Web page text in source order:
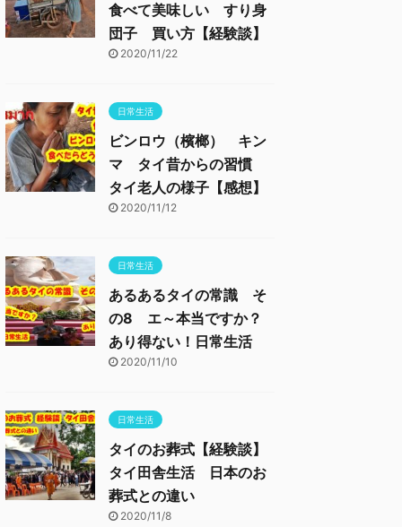
食べて美味しい すり身
団子 買い方【経験談】
2020/11/22
日常生活
ビンロウ（檳榔） キン
マ タイ昔からの習慣
タイ老人の様子【感想】
2020/11/12
日常生活
あるあるタイの常識 そ
の8 エ～本当ですか？
あり得ない！日常生活
2020/11/10
日常生活
タイのお葬式【経験談】
タイ田舎生活 日本のお
葬式との違い
2020/11/8